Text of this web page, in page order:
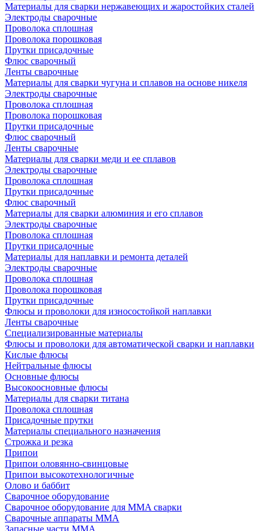
Материалы для сварки нержавеющих и жаростойких сталей
Электроды сварочные
Проволока сплошная
Проволока порошковая
Прутки присадочные
Флюс сварочный
Ленты сварочные
Материалы для сварки чугуна и сплавов на основе никеля
Электроды сварочные
Проволока сплошная
Проволока порошковая
Прутки присадочные
Флюс сварочный
Ленты сварочные
Материалы для сварки меди и ее сплавов
Электроды сварочные
Проволока сплошная
Прутки присадочные
Флюс сварочный
Материалы для сварки алюминия и его сплавов
Электроды сварочные
Проволока сплошная
Прутки присадочные
Материалы для наплавки и ремонта деталей
Электроды сварочные
Проволока сплошная
Проволока порошковая
Прутки присадочные
Флюсы и проволоки для износостойкой наплавки
Ленты сварочные
Специализированные материалы
Флюсы и проволоки для автоматической сварки и наплавки
Кислые флюсы
Нейтральные флюсы
Основные флюсы
Высокоосновные флюсы
Материалы для сварки титана
Проволока сплошная
Присадочные прутки
Материалы специального назначения
Строжка и резка
Припои
Припои оловянно-свинцовые
Припои высокотехнологичные
Олово и баббит
Сварочное оборудование
Сварочное оборудование для MMA сварки
Сварочные аппараты MMA
Запасные части MMA